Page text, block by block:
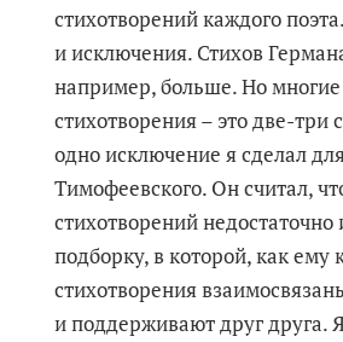
стихотворений каждого
и исключения. Стихов
например, больше. Но многие
стихотворения – это две-три
одно исключение я сделал
Тимофеевского. Он считал,
стихотворений недостаточно
подборку, в которой, как ему
стихотворения
и поддерживают друг друга.